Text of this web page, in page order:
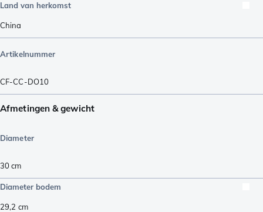
Land van herkomst
China
Artikelnummer
CF-CC-DO10
Afmetingen & gewicht
Diameter
30 cm
Diameter bodem
29,2 cm